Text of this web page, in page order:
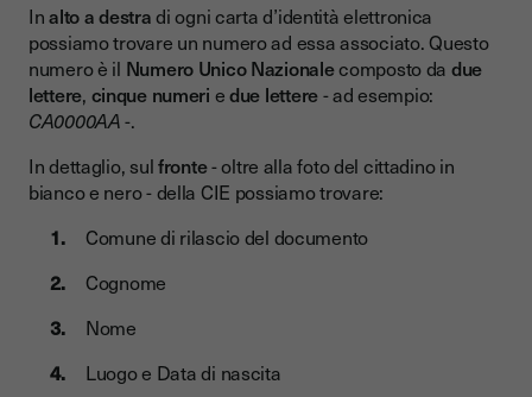
Inalto a destradi ogni carta d’identità elettronica
possiamo trovare un numero ad essa associato. Questo
numero è il Numero Unico Nazionalecomposto da due
lettere, cinque numeri edue lettere- ad esempio:
CA0000AA-.
In dettaglio, sulfronte- oltre alla foto del cittadino in
bianco e nero -della CIE possiamo trovare:
Comune di rilascio del documento
Cognome
Nome
Luogo e Data di nascita